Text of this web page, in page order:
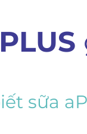
sữa